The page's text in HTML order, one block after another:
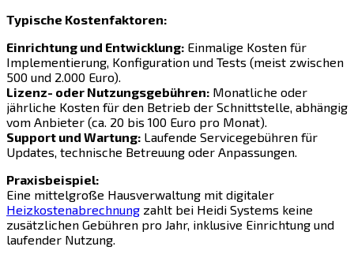
Typische Kostenfaktoren:
Einrichtung und Entwicklung: Einmalige Kosten für
Implementierung, Konfiguration und Tests (meist zwischen
500 und 2.000 Euro).
Lizenz- oder Nutzungsgebühren: Monatliche oder
jährliche Kosten für den Betrieb der Schnittstelle, abhängig
vom Anbieter (ca. 20 bis 100 Euro pro Monat).
Support und Wartung: Laufende Servicegebühren für
Updates, technische Betreuung oder Anpassungen.
Praxisbeispiel:
Eine mittelgroße Hausverwaltung mit digitaler
Heizkostenabrechnung zahlt bei Heidi Systems keine
zusätzlichen Gebühren pro Jahr, inklusive Einrichtung und
laufender Nutzung.